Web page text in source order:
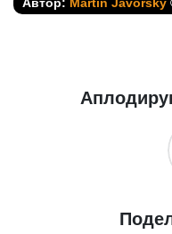
Автор: Martin Javorský